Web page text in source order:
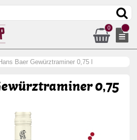
0
Baer Gewürztraminer 0,75 l
0,75